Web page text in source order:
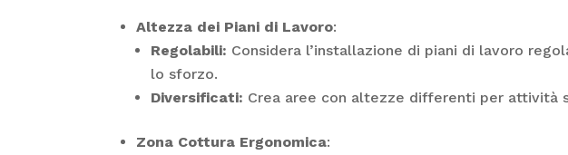
Altezza dei Piani di Lavoro:
Regolabili: Considera l’installazione di piani di lavoro
lo sforzo.
Diversificati: Crea aree con altezze differenti per attività
Zona Cottura Ergonomica: